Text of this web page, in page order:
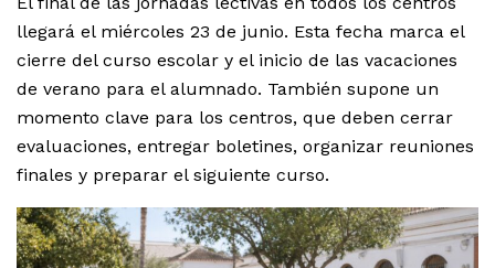
llegará el miércoles 23 de junio. Esta fecha marca el
cierre del curso escolar y el inicio de las vacaciones
de verano para el alumnado. También supone un
momento clave para los centros, que deben cerrar
evaluaciones, entregar boletines, organizar reuniones
finales y preparar el siguiente curso.